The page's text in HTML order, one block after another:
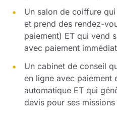
Un salon de coiffure qui
et prend des rendez-
paiement) ET qui vend
avec paiement immédiat
Un cabinet de conseil
en ligne avec paiement
automatique ET qui
devis pour ses